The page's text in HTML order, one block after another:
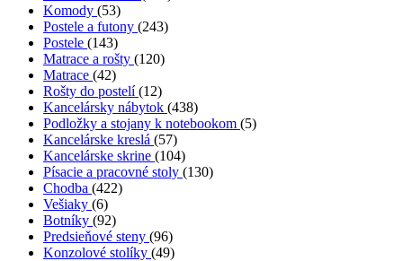
Komody (53)
Postele a futony (243)
Postele (143)
Matrace a rošty (120)
Matrace (42)
Rošty do postelí(12)
Kancelársky nábytok (438)
Podložky a stojany k notebookom (5)
Kancelárske kreslá (57)
Kancelárske skrine (104)
Písacie a pracovné stoly (130)
Chodba (422)
Vešiaky (6)
Botníky (92)
Predsieňové steny (96)
Konzolové stolíky (49)